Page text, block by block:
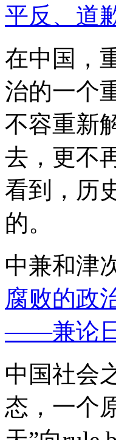
平反、道
在中国，
治的一个
不容重新
去，更不
看到，历
的。
中兼和津
腐败的政
——兼论日
中国社会
态，一个